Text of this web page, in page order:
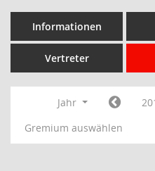
Informationen
Vertreter
Jahr
Gremium auswählen